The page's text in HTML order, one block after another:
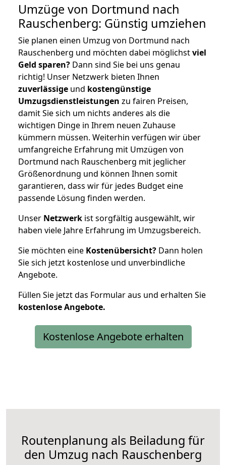
Umzüge von Dortmund nach
Rauschenberg: Günstig umziehen
Sie planen einen Umzug von Dortmund nach
Rauschenberg und möchten dabei möglichstviel
Geld sparen? Dann sind Sie bei uns genau
richtig! Unser Netzwerk bieten Ihnen
zuverlässige und kostengünstige
Umzugsdienstleistungen zu fairen Preisen,
damit Sie sich um nichts anderes als die
wichtigen Dinge in Ihrem neuen Zuhause
kümmern müssen. Weiterhin verfügen wir über
umfangreiche Erfahrung mit Umzügen von
Dortmund nach Rauschenberg mit jeglicher
Größenordnung und können Ihnen somit
garantieren, dass wir für jedes Budget eine
passende Lösung finden werden.
Unser Netzwerk ist sorgfältig ausgewählt, wir
haben viele Jahre Erfahrung im Umzugsbereich.
Sie möchten eine Kostenübersicht? Dann holen
Sie sich jetzt kostenlose und unverbindliche
Angebote.
Füllen Sie jetzt das Formular aus und erhalten Sie
kostenloseAngebote.
Kostenlose Angebote erhalten
Routenplanung als Beiladung für
den Umzug nach Rauschenberg